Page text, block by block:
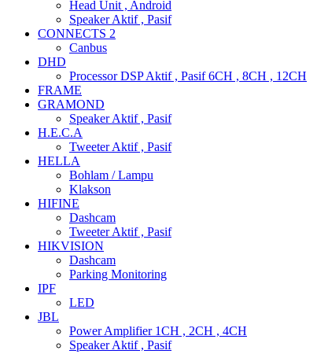
Head Unit , Android
Speaker Aktif , Pasif
CONNECTS 2
Canbus
DHD
Processor DSP Aktif , Pasif 6CH , 8CH , 12CH
FRAME
GRAMOND
Speaker Aktif , Pasif
H.E.C.A
Tweeter Aktif , Pasif
HELLA
Bohlam / Lampu
Klakson
HIFINE
Dashcam
Tweeter Aktif , Pasif
HIKVISION
Dashcam
Parking Monitoring
IPF
LED
JBL
Power Amplifier 1CH , 2CH , 4CH
Speaker Aktif , Pasif